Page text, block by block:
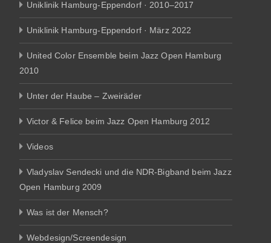
Uniklinik Hamburg-Eppendorf · 2010–2017
Uniklinik Hamburg-Eppendorf · März 2022
United Color Ensemble beim Jazz Open Hamburg
2010
Unter der Haube – Zweiräder
Victor & Felice beim Jazz Open Hamburg 2012
Videos
Vladyslav Sendecki und die NDR-Bigband beim Jazz
Open Hamburg 2009
Was ist der Mensch?
Webdesign/Screendesign